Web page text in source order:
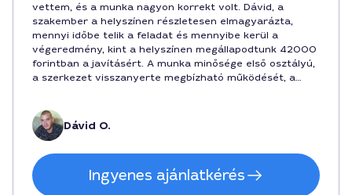
vettem, és a munka nagyon korrekt volt. Dávid, a
szakember a helyszínen részletesen elmagyarázta,
mennyi időbe telik a feladat és mennyibe kerül a
végeredmény, kint a helyszínen megállapodtunk 42000
forintban a javításért. A munka minősége első osztályú,
a szerkezet visszanyerte megbízható működését, a
Dávidnak.Dávid O.
Ingyenes ajánlatkérés